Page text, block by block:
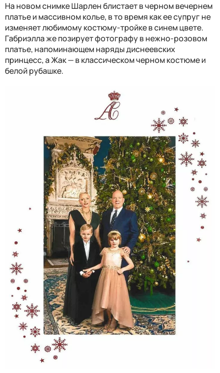
На новом снимке Шарлен блистает в черном вечернем
платье и массивном колье, в то время как ее супруг не
изменяет любимому костюму-тройке в синем цвете.
Габриэлла же позирует фотографу в нежно-розовом
платье, напоминающем наряды диснеевских
принцесс, а Жак — в классическом черном костюме и
белой рубашке.